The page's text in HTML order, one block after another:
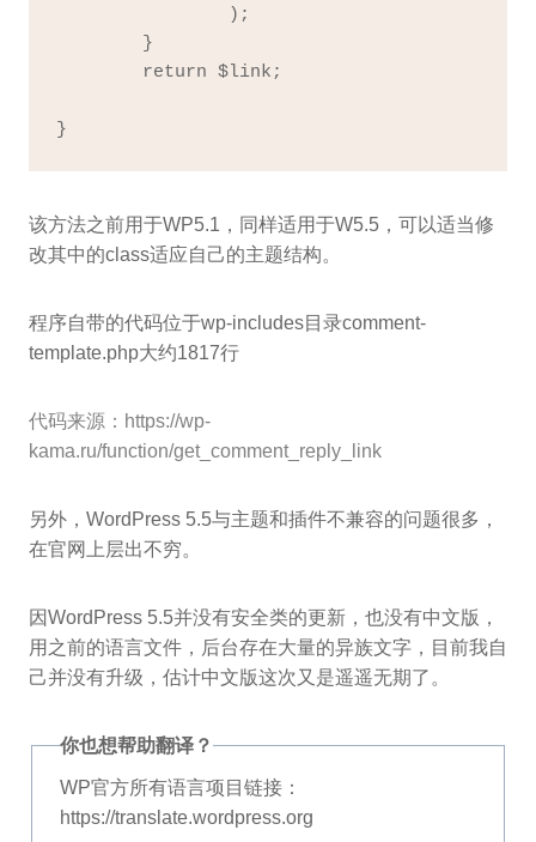
}
该方法之前用于WP5.1，同样适用于W5.5，可以适当修
改其中的class适应自己的主题结构。
程序自带的代码位于wp-includes目录comment-
template.php大约1817行
代码来源：https://wp-
kama.ru/function/get_comment_reply_link
另外，WordPress 5.5与主题和插件不兼容的问题很多，
在官网上层出不穷。
因WordPress 5.5并没有安全类的更新，也没有中文版，
用之前的语言文件，后台存在大量的异族文字，目前我自
己并没有升级，估计中文版这次又是遥遥无期了。
你也想帮助翻译？
WP官方所有语言项目链接：
https://translate.wordpress.org